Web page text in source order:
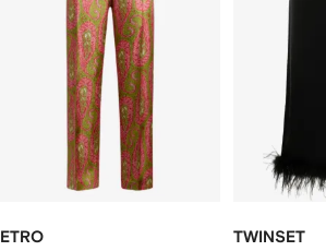
ETRO TWINSET